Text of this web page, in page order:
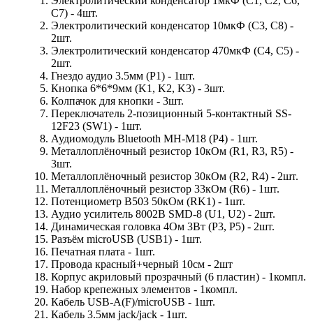
С7) - 4шт.
Электролитический конденсатор 10мкФ (С3, С8) -
2шт.
Электролитический конденсатор 470мкФ (С4, С5) -
2шт.
Гнездо аудио 3.5мм (P1) - 1шт.
Кнопка 6*6*9мм (K1, K2, K3) - 3шт.
Колпачок для кнопки - 3шт.
Переключатель 2-позиционный 5-контактный SS-
12F23 (SW1) - 1шт.
Аудиомодуль Bluetooth MH-M18 (P4) - 1шт.
Металлоплёночный резистор 10кОм (R1, R3, R5) -
3шт.
Металлоплёночный резистор 30кОм (R2, R4) - 2шт.
Металлоплёночный резистор 33кОм (R6) - 1шт.
Потенциометр B503 50кОм (RK1) - 1шт.
Аудио усилитель 8002B SMD-8 (U1, U2) - 2шт.
Динамическая головка 4Ом 3Вт (P3, P5) - 2шт.
Разъём microUSB (USB1) - 1шт.
Печатная плата - 1шт.
Провода красный+черный 10см - 2шт
Корпус акриловый прозрачный (6 пластин) - 1компл.
Набор крепежных элементов - 1компл.
Кабель USB-A(F)/microUSB - 1шт.
Кабель 3.5мм jack/jack - 1шт.